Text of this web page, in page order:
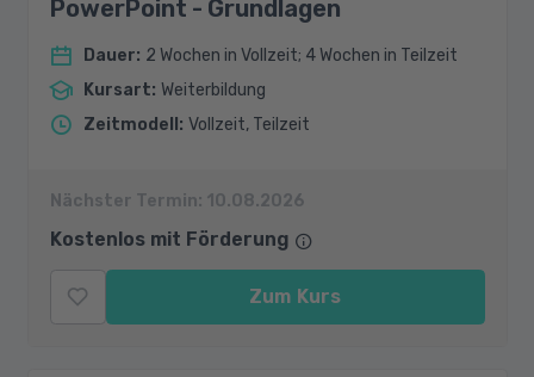
PowerPoint - Grundlagen
Dauer: 2 Wochen in Vollzeit; 4 Wochen in Teilzeit
Kursart: Weiterbildung
Zeitmodell : Vollzeit, Teilzeit
Nächster Termin: 10.08.2026
Kostenlos mit Förderung
Zum Kurs